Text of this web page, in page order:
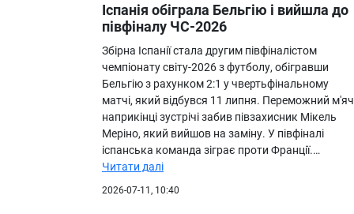
Про нас
Іспанія обіграла Бельгію і вийшла до
півфіналу ЧС-2026
Збірна Іспанії стала другим півфіналістом
чемпіонату світу-2026 з футболу, обігравши
Бельгію з рахунком 2:1 у чвертьфінальному
матчі, який відбувся 11 липня. Переможний м'яч
наприкінці зустрічі забив півзахисник Мікель
Меріно, який вийшов на заміну. У півфіналі
іспанська команда зіграє проти Франції.…
Читати далі
2026-07-11, 10:40